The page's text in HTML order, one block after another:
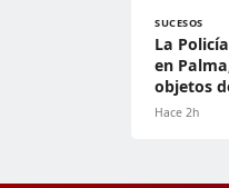
SUCESOS
La
en
objetos
Hace 2h